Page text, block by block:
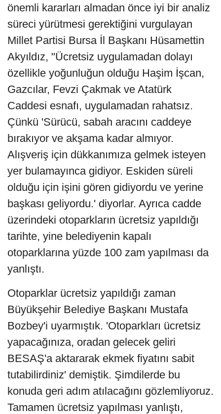
önemli kararları almadan önce iyi bir analiz
süreci yürütmesi gerektiğini vurgulayan
Millet Partisi Bursa İl Başkanı Hüsamettin
Akyıldız, "Ücretsiz uygulamadan dolayı
özellikle yoğunluğun olduğu Haşim İşcan,
Gazcılar, Fevzi Çakmak ve Atatürk
Caddesi esnafı, uygulamadan rahatsız.
Çünkü 'Sürücü, sabah aracını caddeye
bırakıyor ve akşama kadar almıyor.
Alışveriş için dükkanımıza gelmek isteyen
yer bulamayınca gidiyor. Eskiden süreli
olduğu için işini gören gidiyordu ve yerine
başkası geliyordu.' diyorlar. Ayrıca cadde
üzerindeki otoparkların ücretsiz yapıldığı
tarihte, yine belediyenin kapalı
otoparklarına yüzde 100 zam yapılması da
yanlıştı.
Otoparklar ücretsiz yapıldığı zaman
Büyükşehir Belediye Başkanı Mustafa
Bozbey'i uyarmıştık. 'Otoparkları ücretsiz
yapacağınıza, oradan gelecek geliri
BESAŞ'a aktararak ekmek fiyatını sabit
tutabilirdiniz' demiştik. Şimdilerde bu
konuda geri adım atılacağını gözlemliyoruz.
Tamamen ücretsiz yapılması yanlıştı,